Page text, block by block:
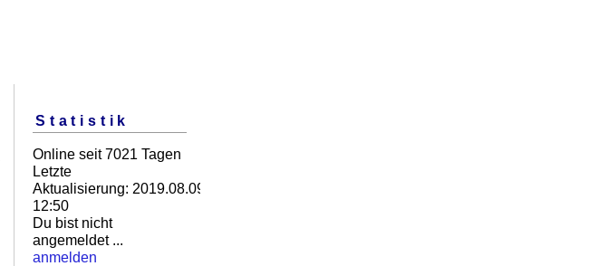
Statistik
Online seit 7021 Tagen
Letzte
Aktualisierung: 2019.08.09,
12:50
Du bist nicht
angemeldet ...
anmelden